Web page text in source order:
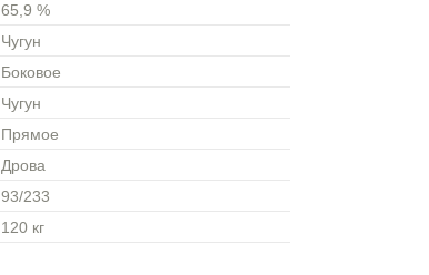
65,9 %
Чугун
Боковое
Чугун
Прямое
Дрова
93/233
120 кг